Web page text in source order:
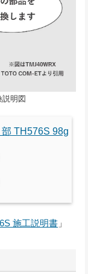
説明図
TH576S 98g
施工説明書 」